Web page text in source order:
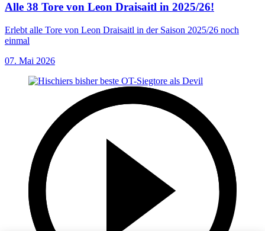
Alle 38 Tore von Leon Draisaitl in 2025/26!
Erlebt alle Tore von Leon Draisaitl in der Saison 2025/26 noch
einmal
07. Mai 2026